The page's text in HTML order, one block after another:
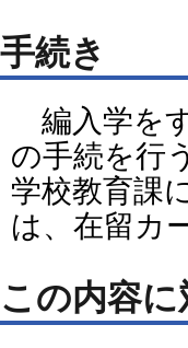
手続き
編入学を
の手続を行
学校教育課
は、在留カ
この内容